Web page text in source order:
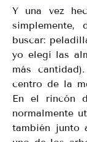
Y una vez
buscar:
yo elegí las
más
centro de la
En el rincón
normalmente
también junto